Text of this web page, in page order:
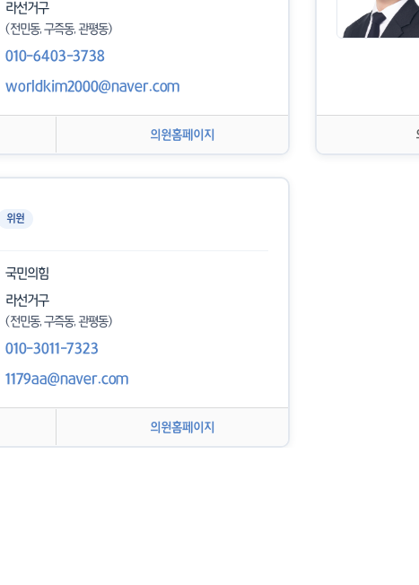
라선거구
(전민동, 구즉동, 관평동)
010-6403-3738
worldkim2000@naver.com
의원홈페이지
위원
국민의힘
라선거구
(전민동, 구즉동, 관평동)
010-3011-7323
1179aa@naver.com
의원홈페이지